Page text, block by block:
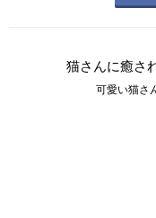
猫さんに癒さ
可愛い猫さ